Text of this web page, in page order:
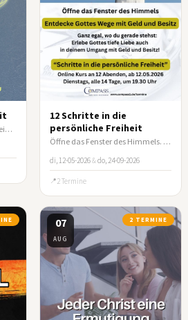
Eine praxisnahe Schulung für ein vom Heiligen Geist geleitetes Leben
12 Schritte in die
persönliche Freiheit
Öffne das Fenster des Himmels. Entdecke Gottes Wege mit Geld und Besitz!
di, 12-05-2026&do, 24-09-2026
2 Termine
07
AUG
2 TERMINE